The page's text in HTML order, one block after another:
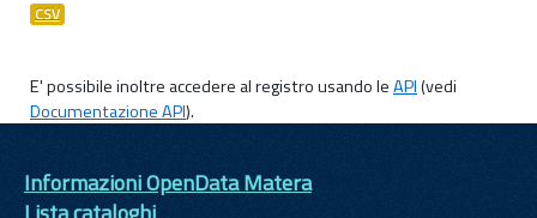
CSV
E' possibile inoltre accedere al registro usando leAPI(vedi
Documentazione API).
Informazioni OpenData Matera